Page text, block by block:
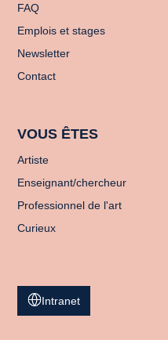
FAQ
Emplois et stages
Newsletter
Contact
VOUS ÊTES
Artiste
Enseignant/chercheur
Professionnel de l'art
Curieux
Intranet